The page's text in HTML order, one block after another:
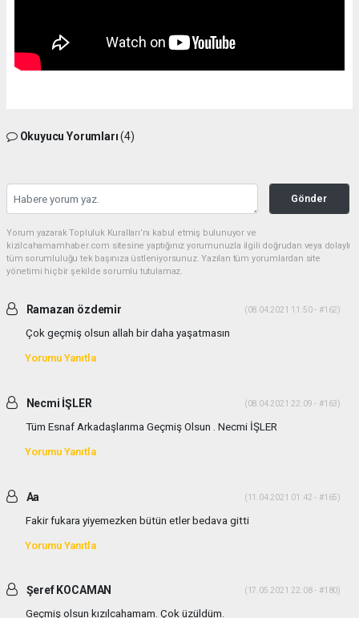
Okuyucu Yorumları(4)
Gönder
Yorum yazarak Topluluk Kuralları’nı kabul etmiş bulunuyor ve
kizilcahamamhaber.com sitesine yaptığınız yorumunuzla ilgili doğrudan veya dolaylı
tüm sorumluluğu tek başınıza üstleniyorsunuz. Yazılan tüm yorumlardan site
yönetimi hiçbir şekilde sorumlu tutulamaz.
Ramazan özdemir (08.04.2021 11:50 - #162)
Çok geçmiş olsun allah bir daha yaşatmasın
Yorumu Yanıtla
Necmi İŞLER (08.04.2021 22:09 - #163)
Tüm Esnaf Arkadaşlarıma Geçmiş Olsun . Necmi İŞLER
Yorumu Yanıtla
Aa (11.04.2021 01:42 - #165)
Fakir fukara yiyemezken bütün etler bedava gitti
Yorumu Yanıtla
Şeref KOCAMAN (17.05.2021 22:08 - #180)
Geçmiş olsun kızılcahamam. Çok üzüldüm.